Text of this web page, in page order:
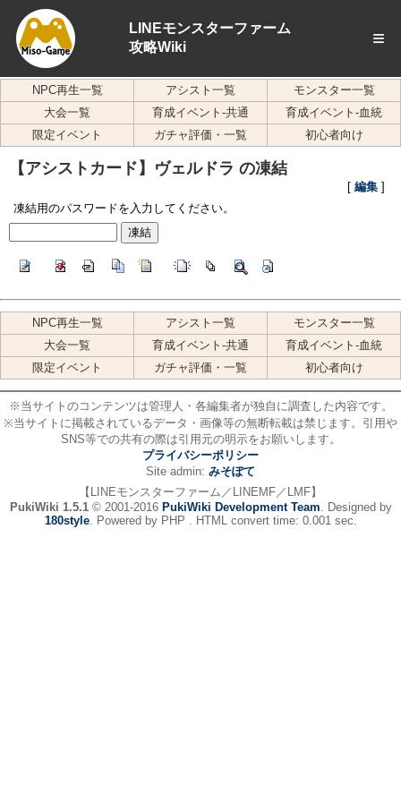
LINEモンスターファーム
攻略Wiki
≡
NPC再生一覧 アシスト一覧
モンスター一覧
大会一覧
育成イベント-共通
育成イベント-血統
限定イベント
ガチャ評価・一覧 初心者向け
【アシストカード】ヴェルドラ の凍結
[ 編集 ]
凍結用のパスワードを入力してください。
NPC再生一覧 アシスト一覧
モンスター一覧
大会一覧
育成イベント-共通
育成イベント-血統
限定イベント
ガチャ評価・一覧 初心者向け
※当サイトのコンテンツは管理人・各編集者が独自に調査した内容です。
※当サイトに掲載されているデータ・画像等の無断転載は禁じます。引用や
SNS等での共有の際は引用元の明示をお願いします。
プライバシーポリシー
Site admin: みそぽて
【LINEモンスターファーム／LINEMF／LMF】
PukiWiki 1.5.1© 2001-2016 PukiWiki Development Team . Designed by
180style. Powered by PHP . HTML convert time: 0.001 sec.